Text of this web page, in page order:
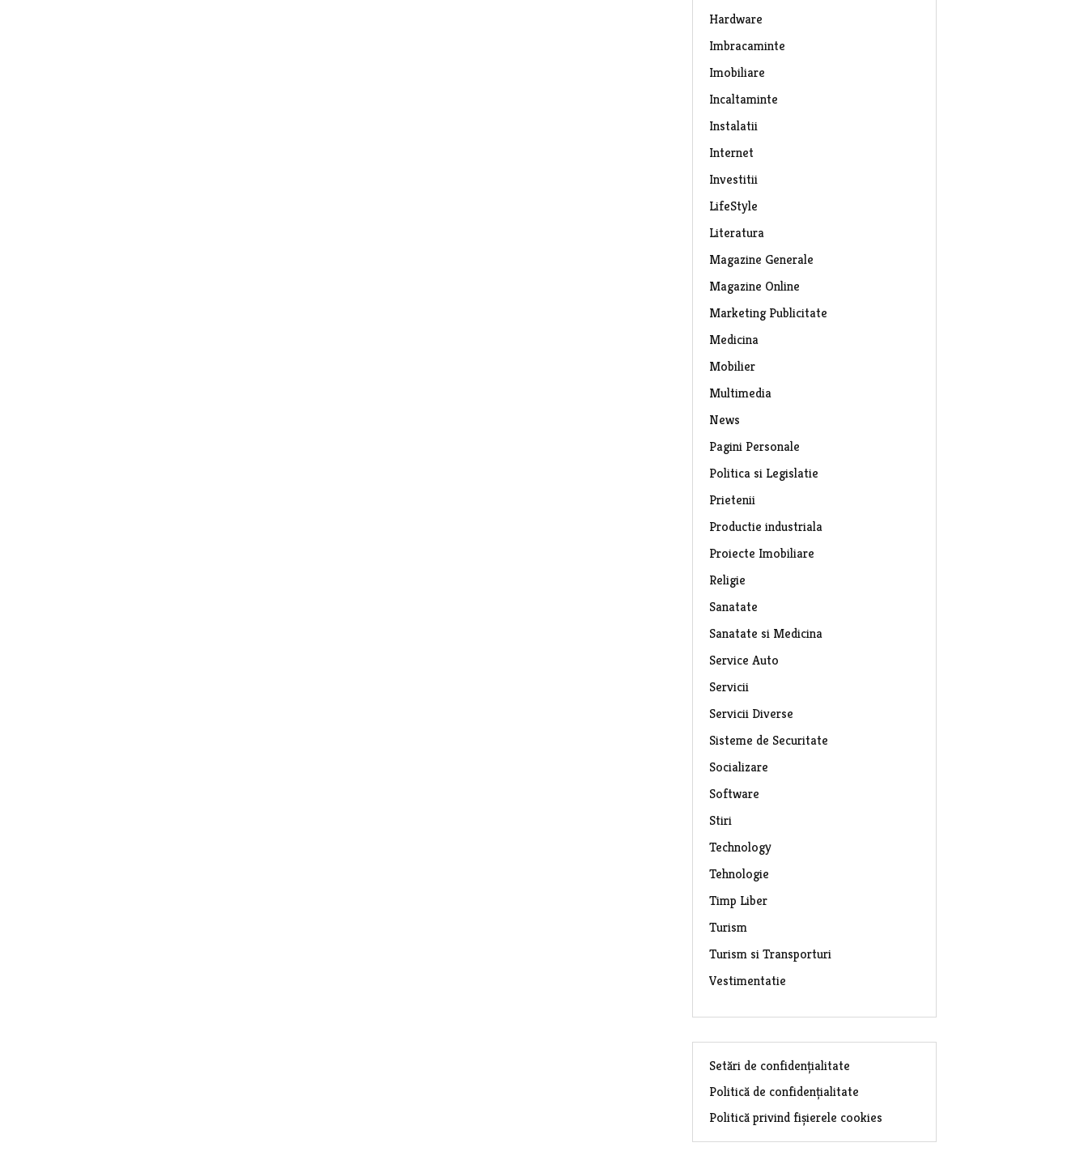
Hardware
Imbracaminte
Imobiliare
Incaltaminte
Instalatii
Internet
Investitii
LifeStyle
Literatura
Magazine Generale
Magazine Online
Marketing Publicitate
Medicina
Mobilier
Multimedia
News
Pagini Personale
Politica si Legislatie
Prietenii
Productie industriala
Proiecte Imobiliare
Religie
Sanatate
Sanatate si Medicina
Service Auto
Servicii
Servicii Diverse
Sisteme de Securitate
Socializare
Software
Stiri
Technology
Tehnologie
Timp Liber
Turism
Turism si Transporturi
Vestimentatie
Setări de confidențialitate
Politică de confidențialitate
Politică privind fișierele cookies